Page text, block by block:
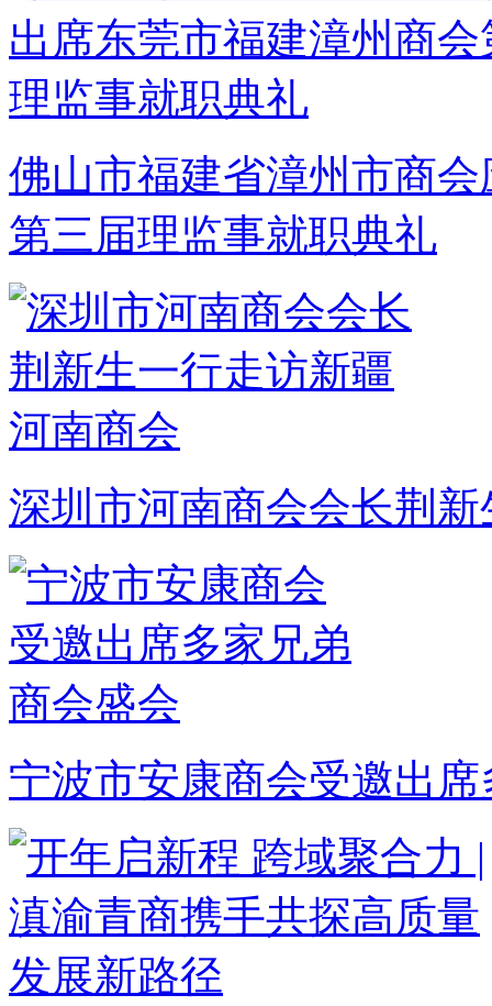
佛山市福建省漳州市商
第三届理监事就职典礼
深圳市河南商会会长荆
宁波市安康商会受邀出